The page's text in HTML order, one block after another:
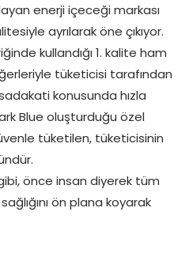
enerji içeceği markası
ayrılarak öne çıkıyor.
kullandığı 1. kalite ham
tüketicisi tarafından
konusunda hızla
Blue oluşturduğu özel
tüketilen, tüketicisinin
önce insan diyerek tüm
ön plana koyarak